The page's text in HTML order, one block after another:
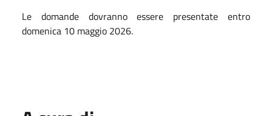
Le domande dovranno essere presentate entro
domenica 10 maggio 2026.